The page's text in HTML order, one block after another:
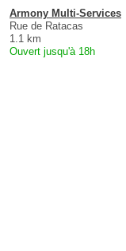
Armony Multi-Services
Rue de Ratacas
1.1 km
Ouvert jusqu'à 18h